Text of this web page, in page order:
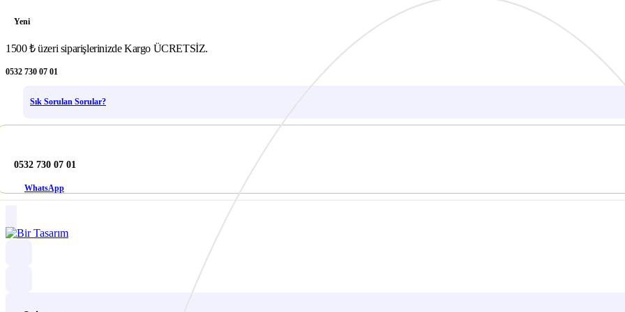
Yeni
1500 ₺ üzeri siparişlerinizde Kargo ÜCRETSİZ.
0532 730 07 01
Sık Sorulan Sorular?
0532 730 07 01
WhatsApp